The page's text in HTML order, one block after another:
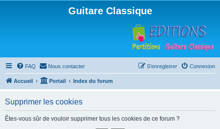
Guitare Classique
FAQ Nous contacter Connexion
S’enregistrer
Accueil Portail Index du forum
Supprimer les cookies
Êtes-vous sûr de vouloir supprimer tous les cookies de ce forum ?